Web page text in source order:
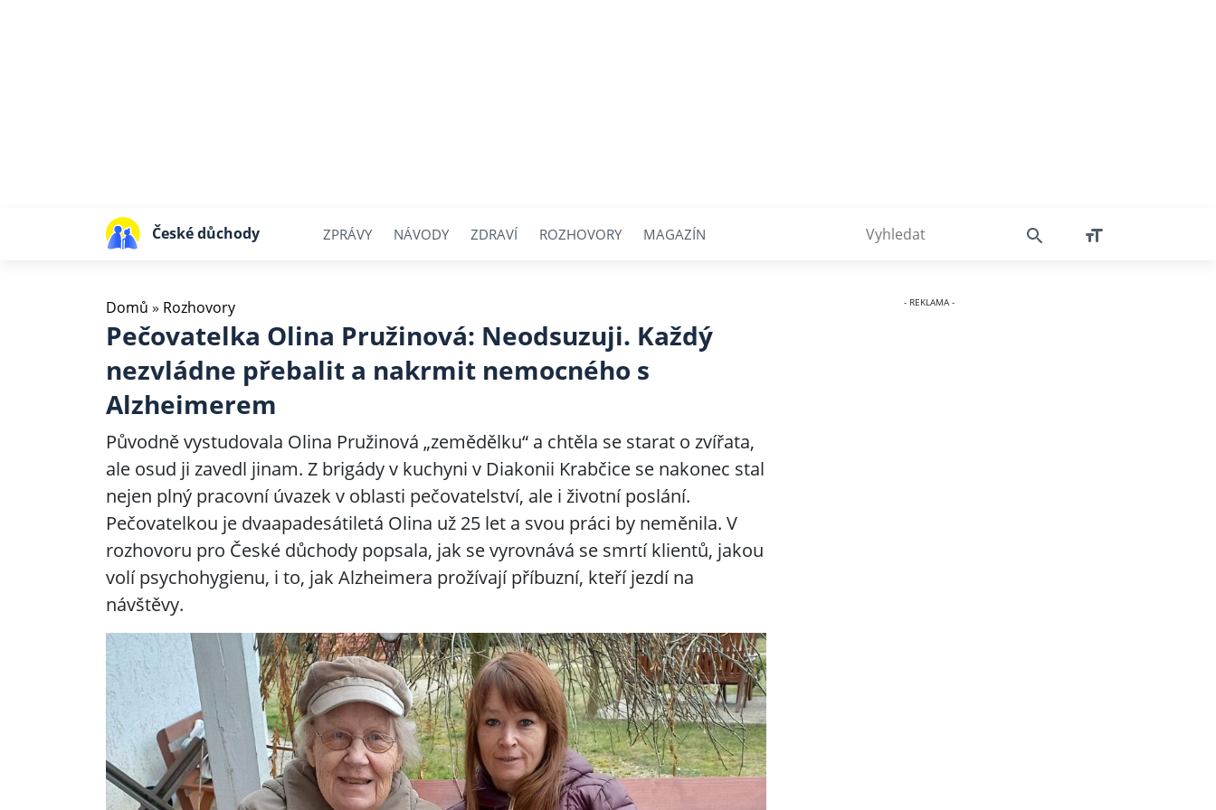
České důchody ZPRÁVY NÁVODY ZDRAVÍ ROZHOVORY MAGAZÍN
Domů » Rozhovory
Pečovatelka Olina Pružinová: Neodsuzuji. Každý
nezvládne přebalit a nakrmit nemocného s
Alzheimerem
Původně vystudovala Olina Pružinová „zemědělku“ a chtěla se starat o zvířata,
ale osud ji zavedl jinam. Z brigády v kuchyni v Diakonii Krabčice se nakonec stal
nejen plný pracovní úvazek v oblasti pečovatelství, ale i životní poslání.
Pečovatelkou je dvaapadesátiletá Olina už 25 let a svou práci by neměnila. V
rozhovoru pro České důchody popsala, jak se vyrovnává se smrtí klientů, jakou
volí psychohygienu, i to, jak Alzheimera prožívají příbuzní, kteří jezdí na
návštěvy.